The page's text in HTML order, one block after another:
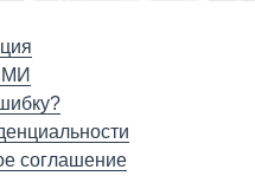
соглашение